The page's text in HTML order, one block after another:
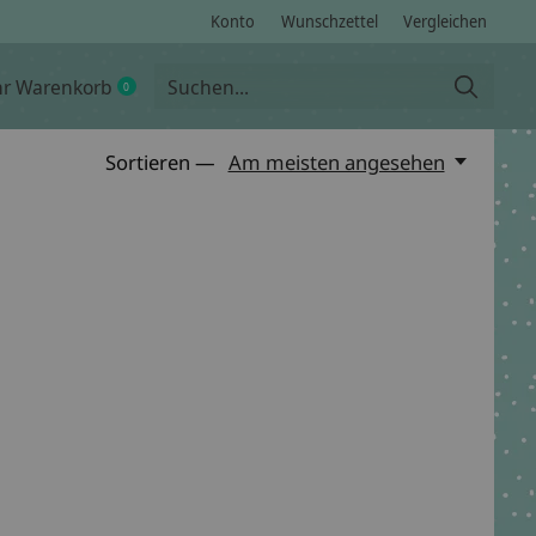
Konto Wunschzettel Vergleichen
Warenkorb 0items
Sortieren — Am meisten angesehen